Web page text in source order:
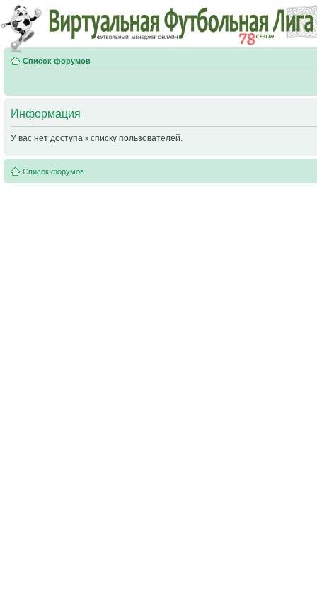
Список форумов
Информация
У вас нет доступа к списку пользователей.
Список форумов